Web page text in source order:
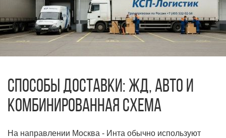
Способы доставки: ЖД, авто и
комбинированная схема
На направлении Москва - Инта обычно используют